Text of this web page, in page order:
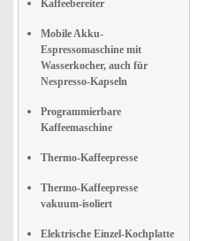
Kaffeebereiter
Mobile Akku-
Espressomaschine mit
Wasserkocher, auch für
Nespresso-Kapseln
Programmierbare
Kaffeemaschine
Thermo-Kaffeepresse
Thermo-Kaffeepresse
vakuum-isoliert
Elektrische Einzel-Kochplatte